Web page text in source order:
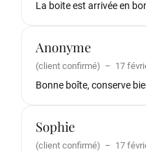
La boite est arrivée en
Anonyme
(client confirmé) – 17
Bonne boîte, conserve
Sophie
(client confirmé) – 17